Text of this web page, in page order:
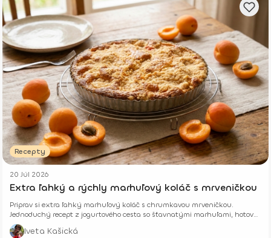
Recepty
20 Júl 2026
Extra ľahký a rýchly marhuľový koláč s mrveničkou
Priprav si extra ľahký marhuľový koláč s chrumkavou mrveničkou.
Jednoduchý recept z jogurtového cesta so šťavnatými marhuľami, hotový
z pár surovín.
Iveta Kašická